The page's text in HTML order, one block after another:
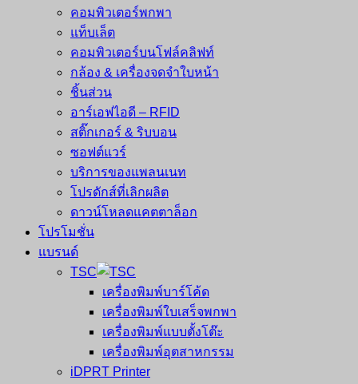
คอมพิวเตอร์พกพา
แท็บเล็ต
คอมพิวเตอร์บนโฟล์คลิฟท์
กล้อง & เครื่องจดจำใบหน้า
ชิ้นส่วน
อาร์เอฟไอดี – RFID
สติ๊กเกอร์ & ริบบอน
ซอฟต์แวร์
บริการของแพลนเนท
โปรดักส์ที่เลิกผลิต
ดาวน์โหลดแคตตาล็อก
โปรโมชั่น
แบรนด์
TSC
เครื่องพิมพ์บาร์โค้ด
เครื่องพิมพ์ใบเสร็จพกพา
เครื่องพิมพ์แบบตั้งโต๊ะ
เครื่องพิมพ์อุตสาหกรรม
iDPRT Printer